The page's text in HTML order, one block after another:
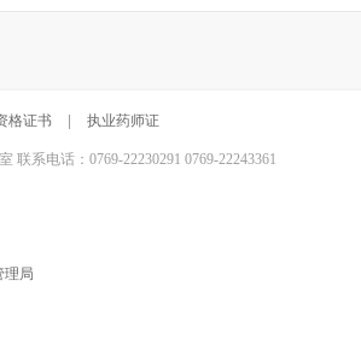
格证书 执业药师证
系电话：0769-22230291 0769-22243361
理局